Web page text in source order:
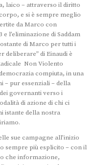
laico – attraverso il diritto
e si è sempre meglio
da Marco con
e l’eliminazione di Saddam
di Marco per tutti i
deliberare” di Einaudi è
Non Violento
compiuta, in una
– pur essenziali – della
governanti verso i
di azione di chi ci
istante della nostra
sue campagne all’inizio
sempre più esplicito – con il
che informazione,